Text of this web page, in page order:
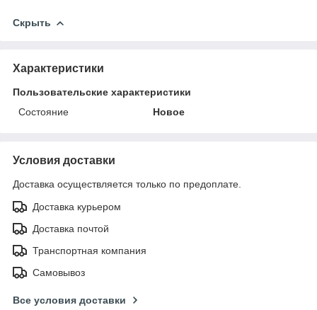
Скрыть
Характеристики
Пользовательские характеристики
Состояние
Новое
Условия доставки
Доставка осуществляется только по предоплате.
Доставка курьером
Доставка почтой
Транспортная компания
Самовывоз
Все условия доставки